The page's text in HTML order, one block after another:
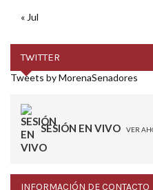
« Jul
TWITTER
Tweets by MorenaSenadores
SESIÓN EN VIVO VER
INFORMACIÓN DE CONTACTO